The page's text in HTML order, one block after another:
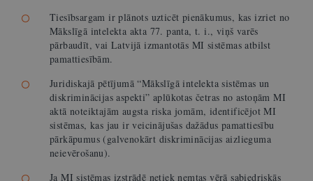
Tiesībsargam ir plānots uzticēt pienākumus, kas izriet no
Mākslīgā intelekta akta 77. panta, t. i., viņš varēs
pārbaudīt, vai Latvijā izmantotās MI sistēmas atbilst
pamattiesībām.
Juridiskajā pētījumā “Mākslīgā intelekta sistēmas un
diskriminācijas aspekti” aplūkotas četras no astoņām MI
aktā noteiktajām augsta riska jomām, identificējot MI
sistēmas, kas jau ir veicinājušas dažādus pamattiesību
pārkāpumus (galvenokārt diskriminācijas aizlieguma
neievērošanu).
Ja MI sistēmas izstrādē netiek ņemtas vērā sabiedriskās